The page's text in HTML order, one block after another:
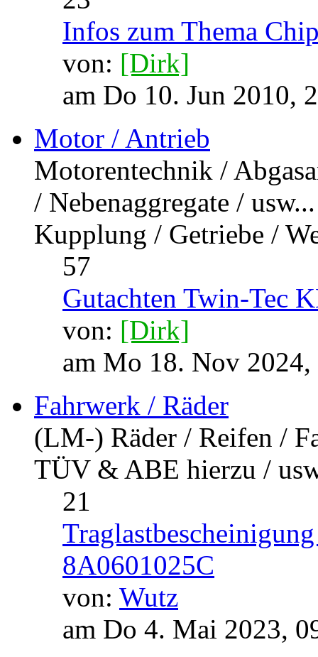
23
Infos zum Thema
von: [Dirk]
am Do 10. Jun 2010,
Motor / Antrieb
Motorentechnik /
/ Nebenaggregate / usw...
Kupplung / Getriebe /
57
Gutachten Twin-Tec
von: [Dirk]
am Mo 18. Nov 2024,
Fahrwerk / Räder
(LM-) Räder / Reifen /
TÜV & ABE hierzu /
21
8A0601025C
von: Wutz
am Do 4. Mai 2023,